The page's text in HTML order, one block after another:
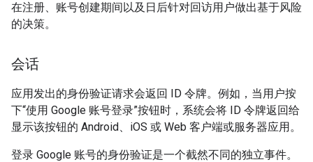
在注册、账号创建期间以及日后针对回访用户做出基于风险
的决策。
会话
应用发出的身份验证请求会返回 ID 令牌。例如，当用户按
下“使用 Google 账号登录”按钮时，系统会将 ID 令牌返回给
显示该按钮的 Android、iOS 或 Web 客户端或服务器应用。
登录 Google 账号的身份验证是一个截然不同的独立事件。